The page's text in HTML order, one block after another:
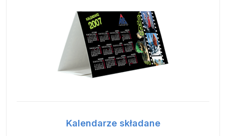
Kalendarze składane